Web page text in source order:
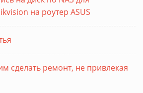
на роутер ASUS
сделать ремонт, не привлекая